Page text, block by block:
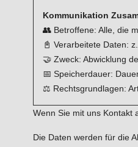
Kommunikation
👥 Betroffene: Alle, die
📓 Verarbeitete Daten:
🤝 Zweck: Abwicklung
📅 Speicherdauer:
⚖️ Rechtsgrundlagen:
Wenn Sie mit uns Kontakt
Die Daten werden für die